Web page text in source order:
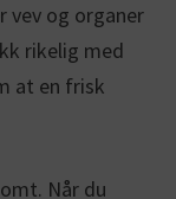
vev og organer
rikelig med
at en frisk
Når du